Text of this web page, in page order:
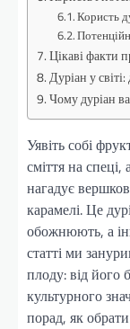
Користь
Цікаві факти
Дуріан у
Чому дуріан
Уявіть собі
сміття на
нагадує
карамелі. Це
обожнюють, а
статті ми
плоду: від його
культурного
порад, як